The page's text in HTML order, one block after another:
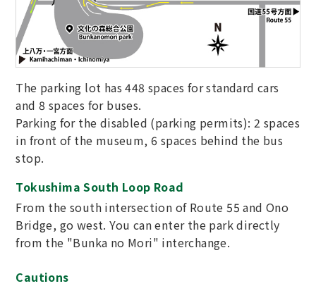
The parking lot has 448 spaces for standard cars
and 8 spaces for buses.
Parking for the disabled (parking permits): 2 spaces
in front of the museum, 6 spaces behind the bus
stop.
Tokushima South Loop Road
From the south intersection of Route 55 and Ono
Bridge, go west. You can enter the park directly
from the "Bunka no Mori" interchange.
Cautions